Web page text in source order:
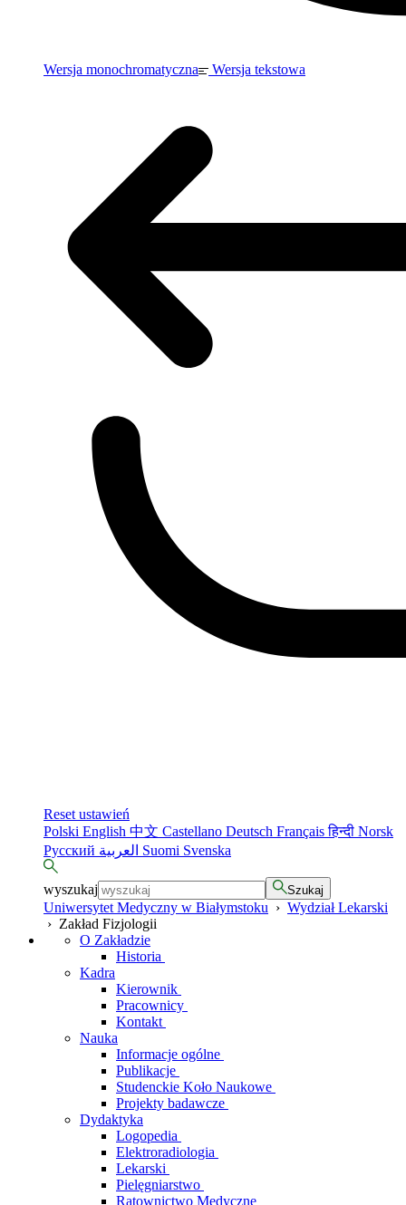
Wersja monochromatyczna Wersja tekstowa
Reset ustawień
Polski English 中文 Castellano Deutsch Françaisहिन्दी Norsk
Русский
Suomi Svenska
wyszukaj Szukaj
Uniwersytet Medyczny w Białymstoku › Wydział Lekarski
› Zakład Fizjologii
O Zakładzie
Historia
Kadra
Kierownik
Pracownicy
Kontakt
Nauka
Informacje ogólne
Publikacje
Studenckie Koło Naukowe
Projekty badawcze
Dydaktyka
Logopedia
Elektroradiologia
Lekarski
Pielęgniarstwo
Ratownictwo Medyczne